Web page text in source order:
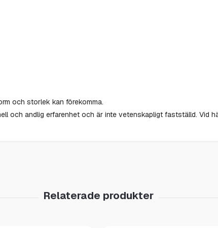
och storlek kan förekomma.
och andlig erfarenhet och är inte vetenskapligt fastställd. Vid